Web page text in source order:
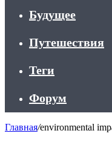
Будущее
Путешествия
Теги
Форум
Главная/environmental